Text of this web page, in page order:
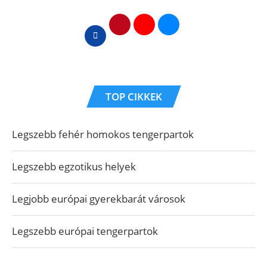
TOP CIKKEK
Legszebb fehér homokos tengerpartok
Legszebb egzotikus helyek
Legjobb európai gyerekbarát városok
Legszebb európai tengerpartok